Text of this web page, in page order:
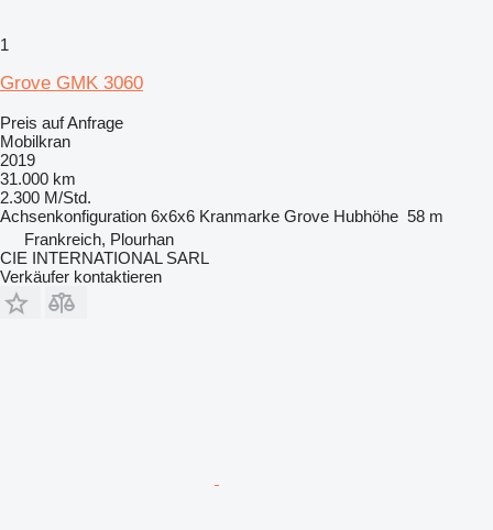
1
Grove GMK 3060
Preis auf Anfrage
Mobilkran
2019
31.000 km
2.300 M/Std.
Achsenkonfiguration 6x6x6 Kranmarke Grove Hubhöhe 58 m
Frankreich, Plourhan
CIE INTERNATIONAL SARL
Verkäufer kontaktieren